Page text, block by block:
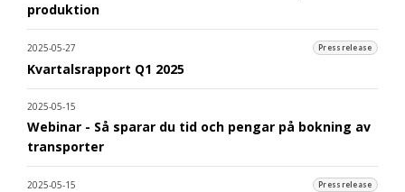
produktion
2025-05-27 Pressrelease
Kvartalsrapport Q1 2025
2025-05-15
Webinar - Så sparar du tid och pengar på bokning av
transporter
2025-05-15 Pressrelease